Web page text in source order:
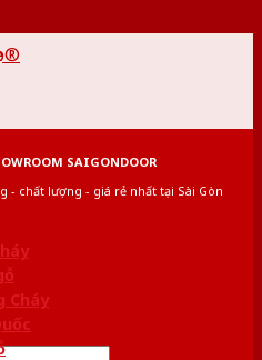
SAIGONDOOR
- chất lượng - giá rẻ nhất tại Sài Gòn
Cháy